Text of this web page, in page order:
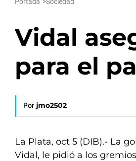
Vidal
para el
Por jmo2502
La Plata, oct 5 (DIB).- La
Vidal, le pidió a los